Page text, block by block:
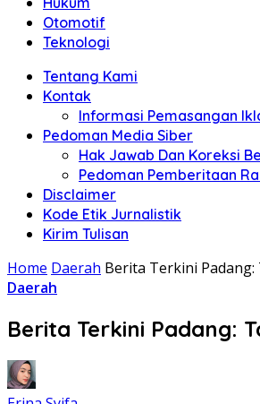
Otomotif
Teknologi
Tentang Kami
Kontak
Informasi Pemasangan
Pedoman Media Siber
Hak Jawab Dan Koreksi
Pedoman Pemberitaan
Disclaimer
Kode Etik Jurnalistik
Kirim Tulisan
Home Daerah Berita Terkini
Daerah
Berita Terkini Padang: